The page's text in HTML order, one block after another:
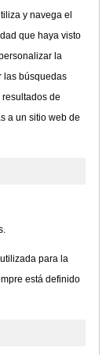
y navega el
que haya visto
la
las búsquedas
de
a un sitio web de
para la
está definido